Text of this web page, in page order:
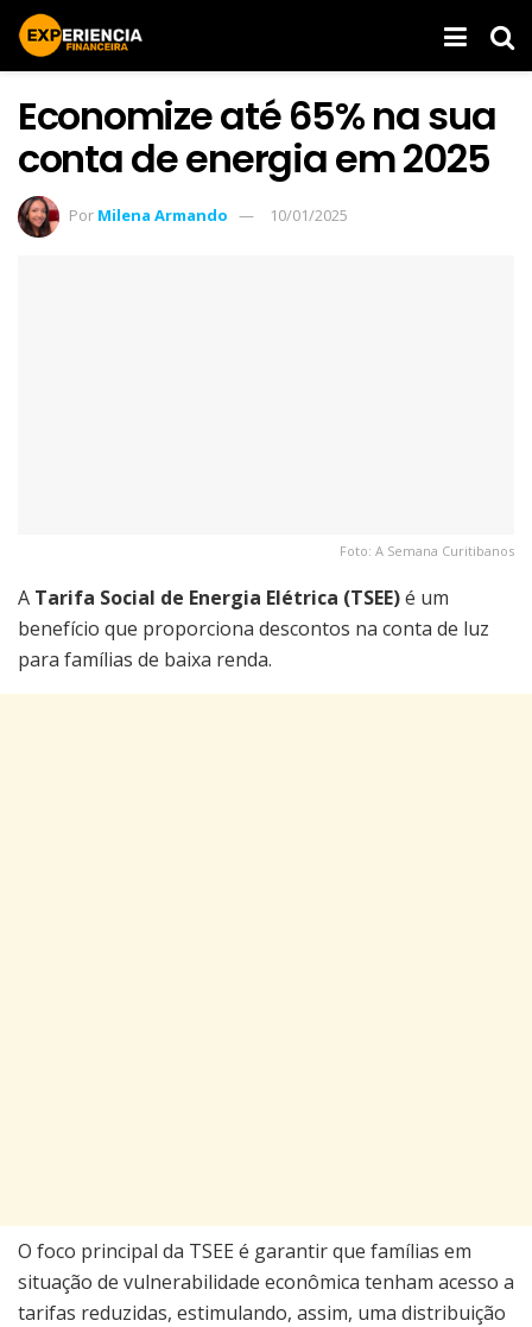
Economize até 65% na sua
conta de energia em 2025
Por Milena Armando 10/01/2025
Foto: A Semana Curitibanos
A Tarifa Social de Energia Elétrica (TSEE)é um
benefício que proporciona descontos na conta de luz
para famílias de baixa renda.
O foco principal da TSEE é garantir que famílias em
situação de vulnerabilidade econômica tenham acesso a
tarifas reduzidas, estimulando, assim, uma distribuição